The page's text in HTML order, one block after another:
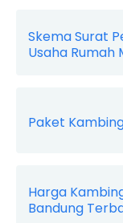
Skema Surat
Usaha Rumah
Paket
Harga
Bandung